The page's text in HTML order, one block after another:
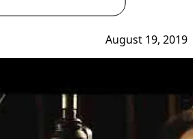
August 19, 2019